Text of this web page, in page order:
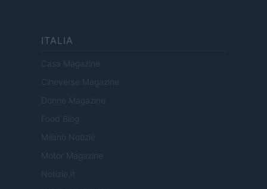
ITALIA
Casa Magazine
Cineverse Magazine
Donne Magazine
Food Blog
Milano Notizie
Motor Magazine
Notizie.it